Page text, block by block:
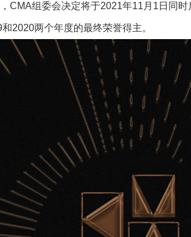
CMA组委会决定将于2021年11月1日同
2020两个年度的最终荣誉得主。